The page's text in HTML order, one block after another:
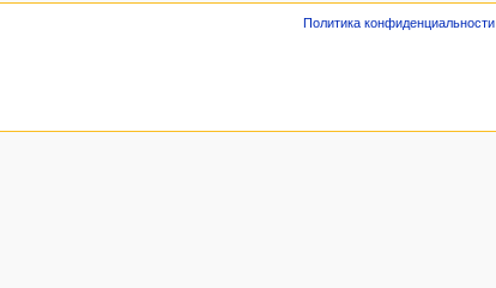
Политика конфиденциальности